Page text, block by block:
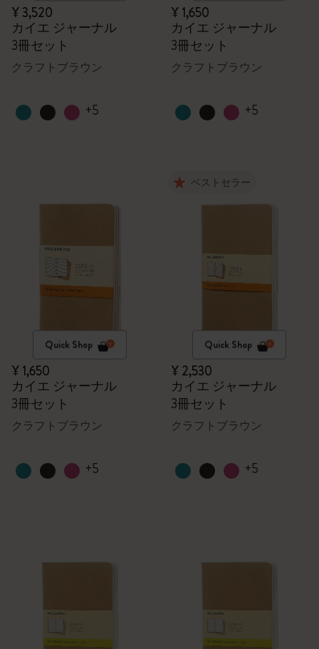
¥ 3,520
カイエ ジャーナル
3冊セット
クラフトブラウン
+5
¥ 1,650
カイエ ジャーナル
3冊セット
クラフトブラウン
+5
Quick Shop
¥ 1,650
カイエ ジャーナル
3冊セット
クラフトブラウン
+5
ベストセラー
Quick Shop
¥ 2,530
カイエ ジャーナル
3冊セット
クラフトブラウン
+5